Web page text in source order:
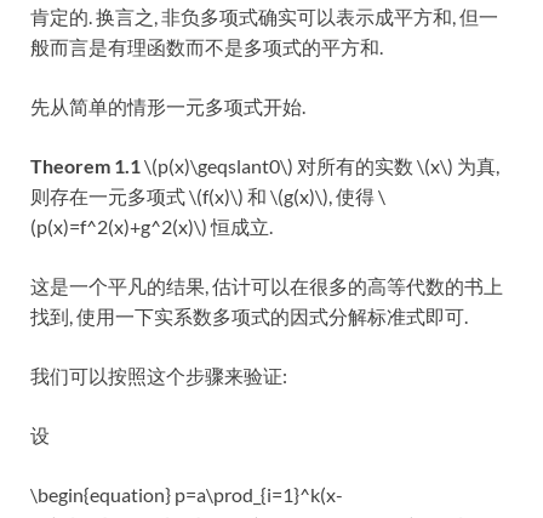
肯定的. 换言之, 非负多项式确实可以表示成平方和, 但一
般而言是有理函数而不是多项式的平方和.
先从简单的情形一元多项式开始.
Theorem 1.1\(p(x)\geqslant0\) 对所有的实数 \(x\) 为真,
则存在一元多项式 \(f(x)\) 和 \(g(x)\), 使得 \
(p(x)=f^2(x)+g^2(x)\) 恒成立.
这是一个平凡的结果, 估计可以在很多的高等代数的书上
找到, 使用一下实系数多项式的因式分解标准式即可.
我们可以按照这个步骤来验证:
设
\begin{equation} p=a\prod_{i=1}^k(x-